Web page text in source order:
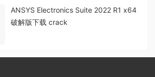
ANSYS Electronics Suite 2022 R1 x64
破解版下载 crack